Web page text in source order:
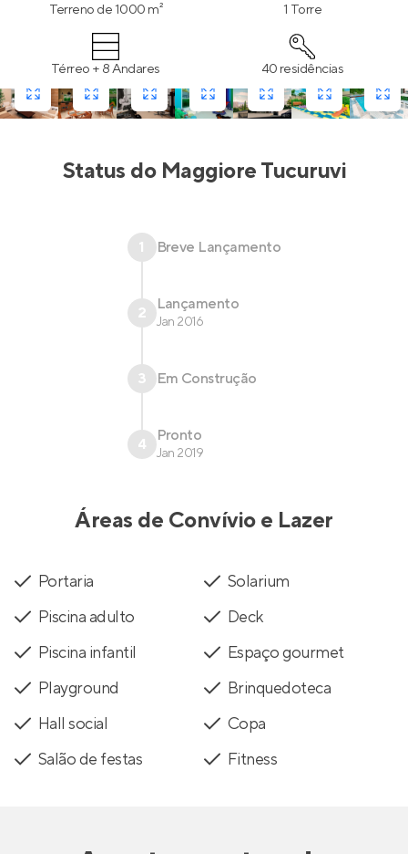
Terreno de 1000 m² 1 Torre
Térreo + 8 Andares 40 residências
Status do Maggiore Tucuruvi
1 Breve Lançamento
2 Lançamento
Jan 2016
3 Em Construção
4 Pronto
Jan 2019
Áreas de Convívio e Lazer
Portaria
Solarium
Piscina adulto
Deck
Piscina infantil
Espaço gourmet
Playground
Brinquedoteca
Hall social
Copa
Salão de festas
Fitness